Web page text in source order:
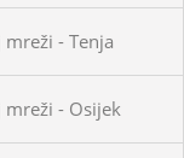
- Tenja
- Osijek